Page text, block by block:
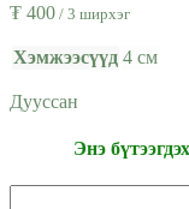
₮ 400 / 3 ширхэг
Хэмжээсүүд 4 см
Дууссан
Энэ